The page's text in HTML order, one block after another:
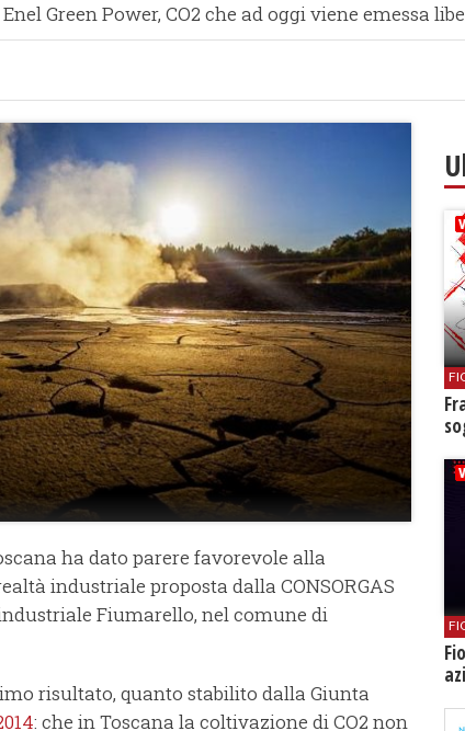
Green Power, CO2 che ad oggi viene emessa
ha dato parere favorevole alla
industriale proposta dalla CONSORGAS
Fiumarello, nel comune di
risultato, quanto stabilito dalla Giunta
: che in Toscana la coltivazione di CO2 non